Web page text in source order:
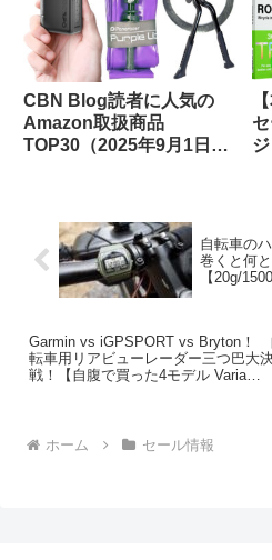
CBN Blog読者に人気の
Amazon取扱商品
TOP30（2025年9月1日
自転車の
巻くと何
【20g/
Garmin vs iGPSPORT vs Bryton！
転車用リアビューレーダー三つ巴大
戦！【自腹で買った4モデル Varia
ホーム セール情報